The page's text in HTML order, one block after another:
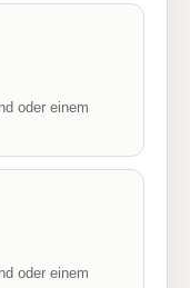
oder einem
oder einem